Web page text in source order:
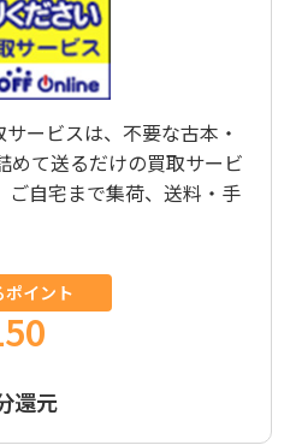
ービスは、不要な古本・
めて送るだけの買取サービ
ご自宅まで集荷、送料・手
ポイント
還元